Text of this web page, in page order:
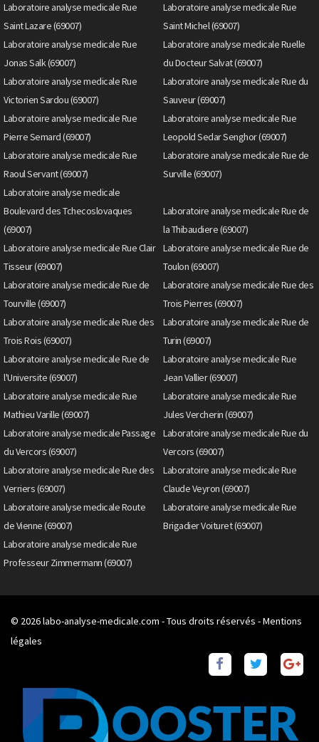
Laboratoire analyse medicale Rue
Saint Lazare (69007)
Laboratoire analyse medicale Rue
Saint Michel (69007)
Laboratoire analyse medicale Rue
Jonas Salk (69007)
Laboratoire analyse medicale Ruelle
du Docteur Salvat (69007)
Laboratoire analyse medicale Rue
Victorien Sardou (69007)
Laboratoire analyse medicale Rue du
Sauveur (69007)
Laboratoire analyse medicale Rue
Pierre Semard (69007)
Laboratoire analyse medicale Rue
Leopold Sedar Senghor (69007)
Laboratoire analyse medicale Rue
Raoul Servant (69007)
Laboratoire analyse medicale Rue de
Surville (69007)
Laboratoire analyse medicale
Boulevard des Tchecoslovaques
(69007)
Laboratoire analyse medicale Rue de
la Thibaudiere (69007)
Laboratoire analyse medicale Rue Clair
Tisseur (69007)
Laboratoire analyse medicale Rue de
Toulon (69007)
Laboratoire analyse medicale Rue de
Tourville (69007)
Laboratoire analyse medicale Rue des
Trois Pierres (69007)
Laboratoire analyse medicale Rue des
Trois Rois (69007)
Laboratoire analyse medicale Rue de
Turin (69007)
Laboratoire analyse medicale Rue de
l'Universite (69007)
Laboratoire analyse medicale Rue
Jean Vallier (69007)
Laboratoire analyse medicale Rue
Mathieu Varille (69007)
Laboratoire analyse medicale Rue
Jules Vercherin (69007)
Laboratoire analyse medicale Passage
du Vercors (69007)
Laboratoire analyse medicale Rue du
Vercors (69007)
Laboratoire analyse medicale Rue des
Verriers (69007)
Laboratoire analyse medicale Rue
Claude Veyron (69007)
Laboratoire analyse medicale Route
de Vienne (69007)
Laboratoire analyse medicale Rue
Brigadier Voituret (69007)
Laboratoire analyse medicale Rue
Professeur Zimmermann (69007)
© 2026labo-analyse-medicale.com - Tous droits réservés -Mentions
légales